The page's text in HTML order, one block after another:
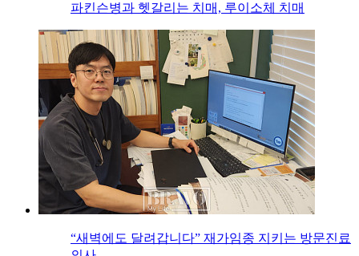
파킨슨병과 헷갈리는 치매, 루이소체 치매
“새벽에도 달려갑니다” 재가임종 지키는 방문진료